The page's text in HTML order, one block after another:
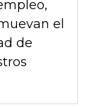
el
de